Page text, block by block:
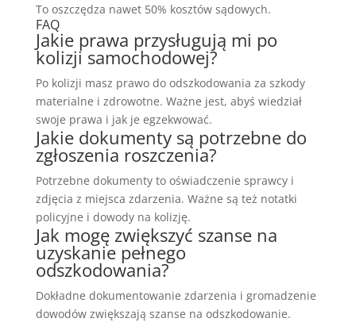
To oszczędza nawet 50% kosztów sądowych.
FAQ
Jakie prawa przysługują mi po
kolizji samochodowej?
Po kolizji masz prawo do odszkodowania za szkody
materialne i zdrowotne. Ważne jest, abyś wiedział
swoje prawa i jak je egzekwować.
Jakie dokumenty są potrzebne do
zgłoszenia roszczenia?
Potrzebne dokumenty to oświadczenie sprawcy i
zdjęcia z miejsca zdarzenia. Ważne są też notatki
policyjne i dowody na kolizję.
Jak mogę zwiększyć szanse na
uzyskanie pełnego
odszkodowania?
Dokładne dokumentowanie zdarzenia i gromadzenie
dowodów zwiększają szanse na odszkodowanie.